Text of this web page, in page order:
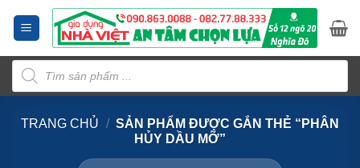
dung
Tìm
kiếm
sản
phẩm
TRANG CHỦ / SẢN PHẨM ĐƯỢC GẮN THẺ “PHÂN
HỦY DẦU MỠ”